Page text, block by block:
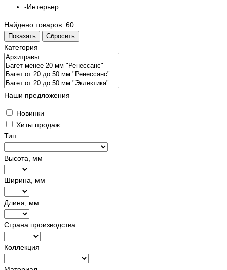
Интерьер
Найдено товаров: 60
Показать Сбросить
Категория
Наши предложения
Новинки
Хиты продаж
Тип
Высота, мм
Ширина, мм
Длина, мм
Страна производства
Коллекция